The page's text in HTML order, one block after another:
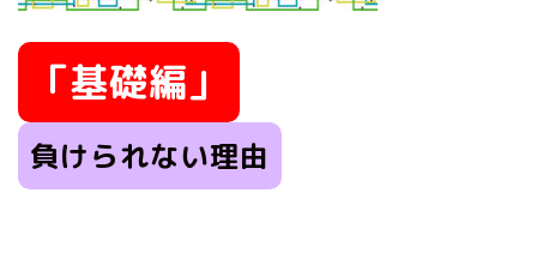
「基礎編」
負けられない理由